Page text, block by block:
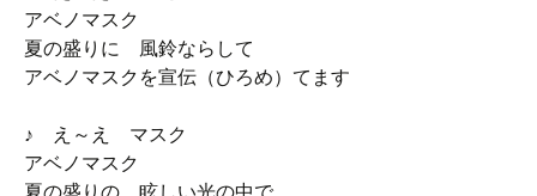
アベノマスク
夏の盛りに 風鈴ならして
アベノマスクを宣伝（ひろめ）てます
♪ え～え マスク
アベノマスク